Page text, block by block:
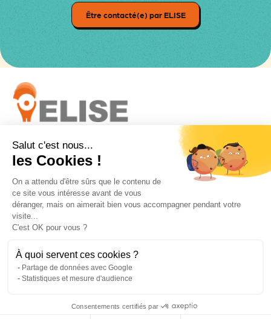
Être contacté(e) par ELISE
Suivez-nous
Voir toutes les actualités
ELISE - 2026
Salut c'est nous...
les Cookies !
On a attendu d'être sûrs que le contenu de
ce site vous intéresse avant de vous
déranger, mais on aimerait bien vous accompagner pendant votre
visite...
C'est OK pour vous ?
À quoi servent ces cookies ?
Partage de données avec Google
Statistiques et mesure d'audience
Consentements certifiés par